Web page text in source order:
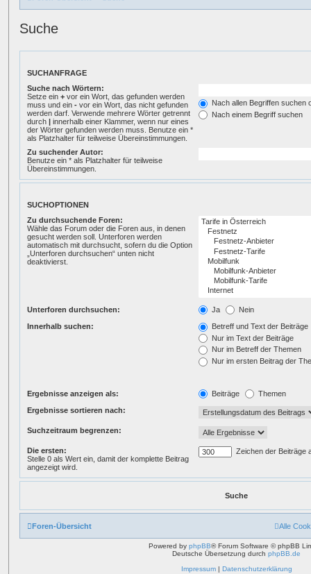
Suche
SUCHANFRAGE
Suche nach Wörtern:
Setze ein + vor ein Wort, das gefunden werden
muss und ein - vor ein Wort, das nicht gefunden
werden darf. Verwende mehrere Wörter getrennt
durch | innerhalb einer Klammer, wenn nur eines
der Wörter gefunden werden muss. Benutze ein *
als Platzhalter für teilweise Übereinstimmungen.
Nach allen Begriffen suchen
Nach einem Begriff suchen
Zu suchender Autor:
Benutze ein * als Platzhalter für teilweise
Übereinstimmungen.
SUCHOPTIONEN
Zu durchsuchende Foren:
Wähle das Forum oder die Foren aus, in denen
gesucht werden soll. Unterforen werden
automatisch mit durchsucht, sofern du die Option
„Unterforen durchsuchen“ unten nicht
deaktivierst.
Unterforen durchsuchen: Ja Nein
Innerhalb suchen:
Betreff und Text der Beiträge
Nur im Text der Beiträge
Nur im Betreff der Themen
Nur im ersten Beitrag der
Ergebnisse anzeigen als: Beiträge Themen
Ergebnisse sortieren nach:
Suchzeitraum begrenzen:
Die ersten:
Stelle 0 als Wert ein, damit der komplette Beitrag
angezeigt wird.
Zeichen der Beiträge
Foren-Übersicht Alle
Powered by phpBB® Forum Software © phpBB
Deutsche Übersetzung durch phpBB.de
Impressum| Datenschutzerklärung